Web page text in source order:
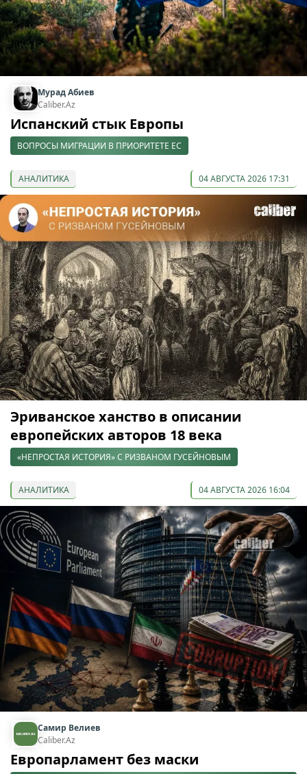
Мурад Абиев
Caliber.Az
Испанский стык Европы
ВОПРОСЫ МИГРАЦИИ В ПРИОРИТЕТЕ ЕС
АНАЛИТИКА 04 АВГУСТА 2026 17:31
Эриванское ханство в описании
европейских авторов 18 века
«НЕПРОСТАЯ ИСТОРИЯ» С РИЗВАНОМ ГУСЕЙНОВЫМ
АНАЛИТИКА 04 АВГУСТА 2026 16:04
Самир Велиев
Caliber.Az
Европарламент без маски